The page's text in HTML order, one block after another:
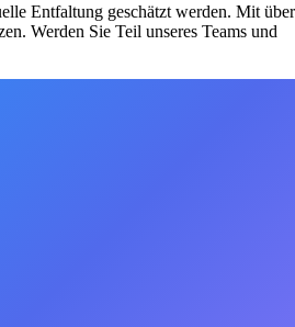
Entfaltung geschätzt werden. Mit über
Werden Sie Teil unseres Teams und